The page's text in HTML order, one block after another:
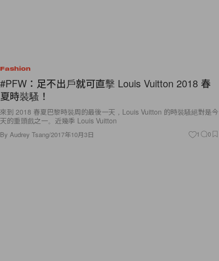
Fashion
#PFW：足不出戶就可直擊 Louis Vuitton 2018 春
夏時裝騷！
來到 2018 春夏巴黎時裝周的最後一天，Louis Vuitton 的時裝騷絕對是今
天的重頭戲之一。近幾季 Louis Vuitton
By Audrey Tsang/2017年10月3日 1 0